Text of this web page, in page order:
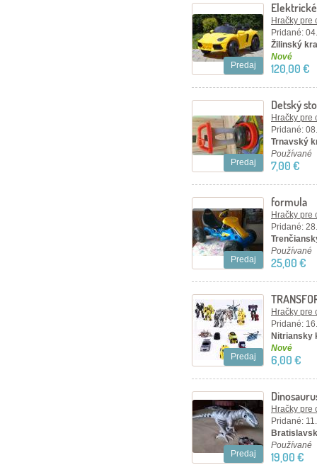
Predaj
Hračky pre
Pridané:
Žilinský
Nové
120,00 €
Predaj
Detský
Hračky pre
Pridané:
Trnavský
Používané
7,00 €
Predaj
formula
Hračky pre
Pridané:
Používané
25,00 €
Predaj
Hračky pre
Pridané:
Nitriansky
Nové
6,00 €
Predaj
Hračky pre
Pridané:
Používané
19,00 €